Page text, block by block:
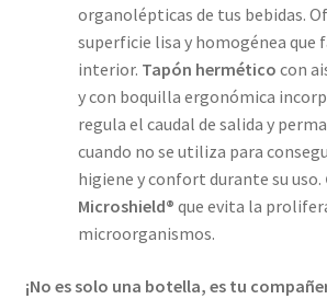
organolépticas de tus bebidas.
superficie lisa y homogénea
interior. Tapón hermético con
y con boquilla ergonómica
regula el caudal de salida y
cuando no se utiliza para
higiene y confort durante su uso.
Microshield® que evita la
microorganismos.
¡No es solo una botella, es tu